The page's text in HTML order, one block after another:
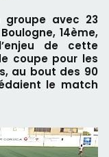
groupe avec 23
14ème,
de cette
coupe pour les
au bout des 90
le match